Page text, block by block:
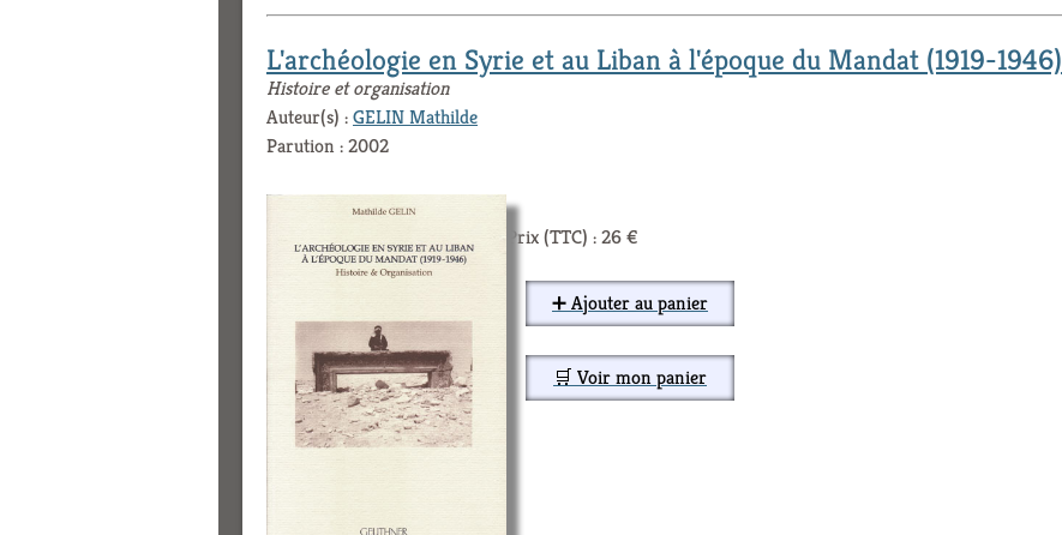
L'archéologie en Syrie et au Liban à l'époque du Mandat (1919-1946)
Histoire et organisation
Auteur(s) :GELIN Mathilde
Parution : 2002
Prix (TTC) : 26 €
➕ Ajouter au panier
🛒 Voir mon panier